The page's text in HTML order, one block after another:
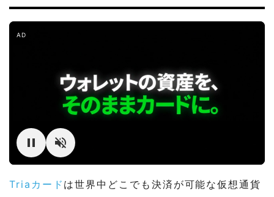
AD
Triaカード は世界中どこでも決済が可能な仮想通貨